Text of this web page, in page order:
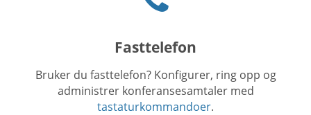
icon
Fasttelefon
Bruker du fasttelefon? Konfigurer, ring opp og
administrer konferansesamtaler med
tastaturkommandoer.